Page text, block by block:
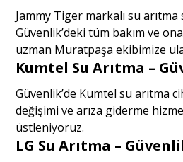
Jammy Tiger markalı su
Güvenlik’deki tüm bakım ve
uzman Muratpaşa ekibimize
Kumtel Su Arıtma –
Güvenlik’de Kumtel su arıtma
değişimi ve arıza giderme
üstleniyoruz.
LG Su Arıtma –